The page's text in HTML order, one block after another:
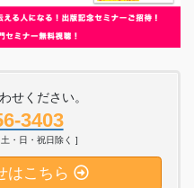
せください。
3403
・日・祝日除く ]
はこちら